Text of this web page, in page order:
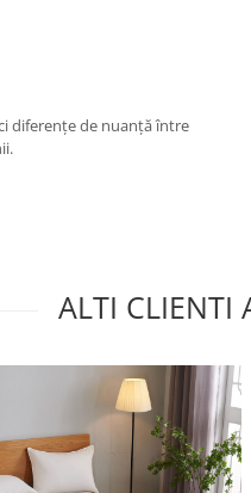
diferențe de nuanță între
ALTI CLIENTI